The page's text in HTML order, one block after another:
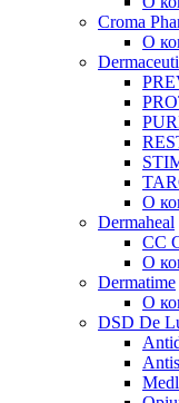
Croma
О
О
Dermaheal
CC
О
Dermatime
О
DSD De